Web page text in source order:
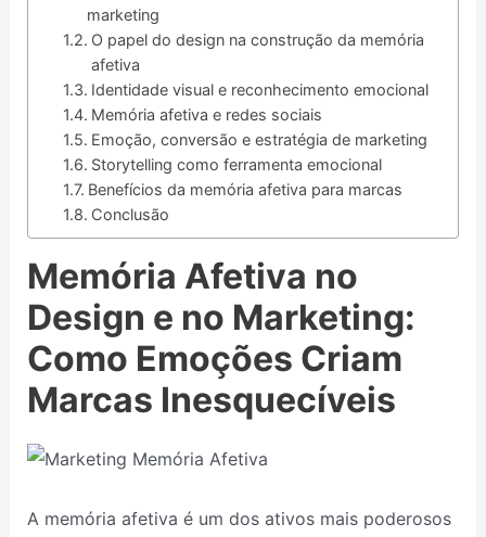
marketing
O papel do design na construção da memória
afetiva
Identidade visual e reconhecimento emocional
Memória afetiva e redes sociais
Emoção, conversão e estratégia de marketing
Storytelling como ferramenta emocional
Benefícios da memória afetiva para marcas
Conclusão
Memória Afetiva no
Design e no Marketing:
Como Emoções Criam
Marcas Inesquecíveis
A memória afetiva é um dos ativos mais poderosos